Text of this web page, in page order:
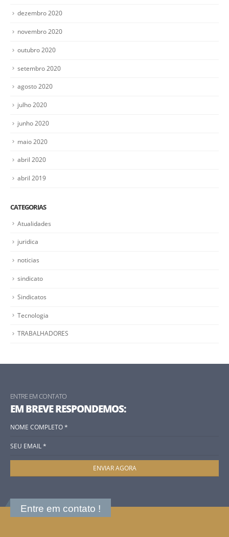
dezembro 2020
novembro 2020
outubro 2020
setembro 2020
agosto 2020
julho 2020
junho 2020
maio 2020
abril 2020
abril 2019
CATEGORIAS
Atualidades
juridica
noticias
sindicato
Sindicatos
Tecnologia
TRABALHADORES
ENTRE EM CONTATO
EM BREVE RESPONDEMOS:
Entre em contato !